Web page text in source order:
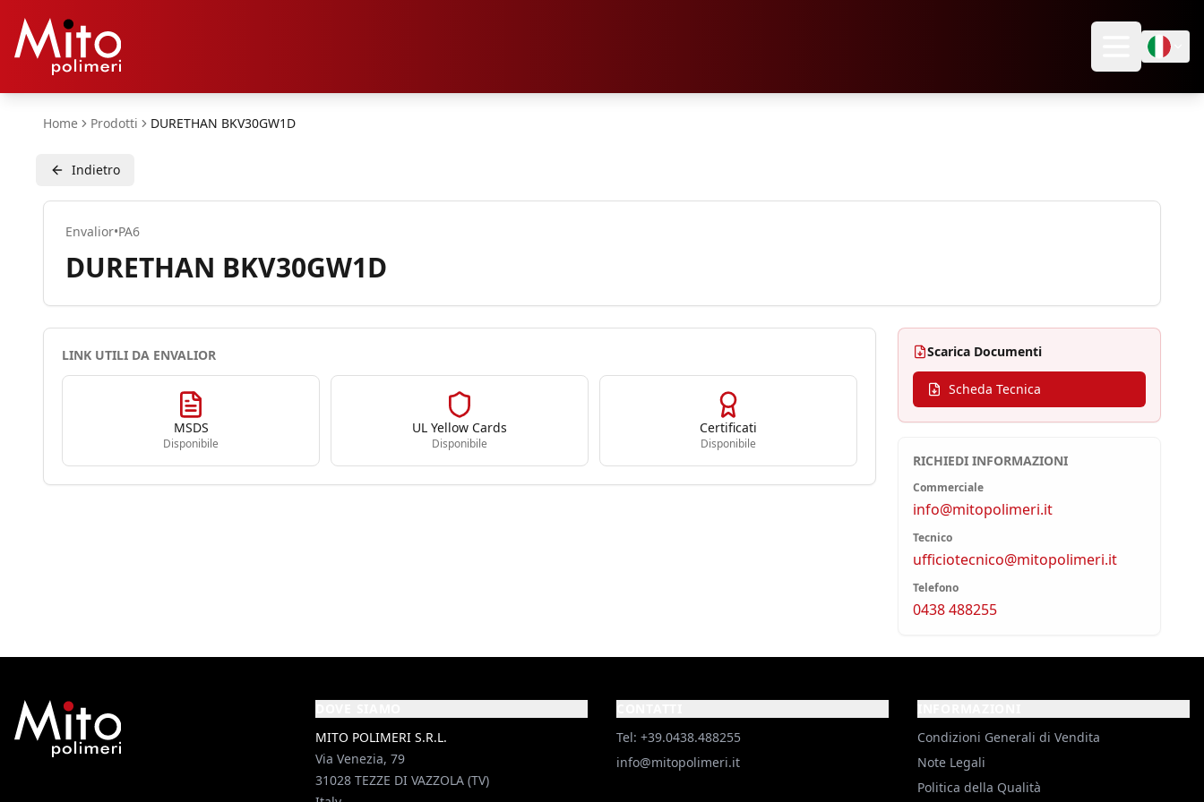
Home Prodotti DURETHAN BKV30GW1D
Indietro
Envalior•PA6
DURETHAN BKV30GW1D
LINK UTILI DA ENVALIOR
MSDS
Disponibile
UL Yellow Cards
Disponibile
Certificati
Disponibile
Scarica Documenti
Scheda Tecnica
RICHIEDI INFORMAZIONI
Commerciale
info@mitopolimeri.it
Tecnico
ufficiotecnico@mitopolimeri.it
Telefono
0438 488255
MITO POLIMERI S.R.L.
Via Venezia, 79
31028 TEZZE DI VAZZOLA (TV)
Tel: +39.0438.488255
info@mitopolimeri.it
Condizioni Generali di Vendita
Note Legali
Politica della Qualità